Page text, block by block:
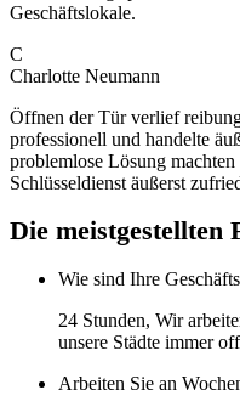
Geschäftslokale.
C
Charlotte Neumann
Öffnen der Tür verlief
professionell und handelte
problemlose Lösung
Schlüsseldienst äußerst
Die meistgestellten
Wie sind Ihre
24 Stunden, Wir
unsere Städte immer
Arbeiten Sie an